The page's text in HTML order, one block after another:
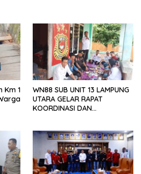
Km 1
WN88 SUB UNIT 13 LAMPUNG
UTARA GELAR RAPAT
KOORDINASI DAN